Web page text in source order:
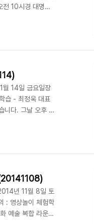
전 10시경 대명중
달간은 매주 토요
월 14일 금요일장
습 - 최정욱 대표
니다. 그날 오후 1
있는 놀이터에서
대..
년 11월 8일 토
: 영상놀이 체험학
예술 복합 라운지